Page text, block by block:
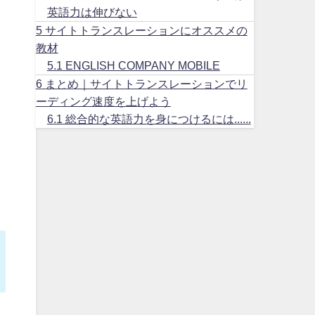
英語力は伸びない
5サイトトランスレーションにオススメの
教材
5.1
ENGLISH COMPANY MOBILE
6まとめ｜サイトトランスレーションでリ
ーディング速度を上げよう
6.1 総合的な英語力を身につけるには......